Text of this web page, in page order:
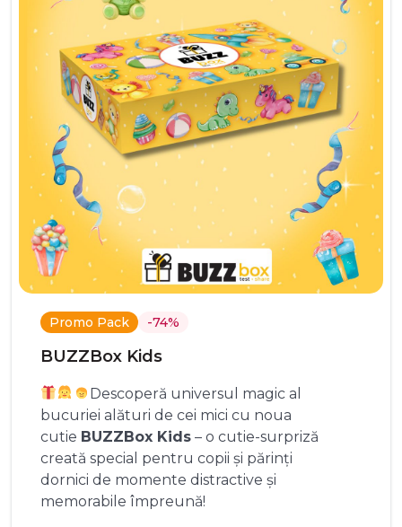
Promo Pack -74%
BUZZBox Kids
Descoperă universul magic al
bucuriei alături de cei mici cu noua
cutie BUZZBox Kids – o cutie-surpriză
creată special pentru copii și părinți
dornici de momente distractive și
memorabile împreună!